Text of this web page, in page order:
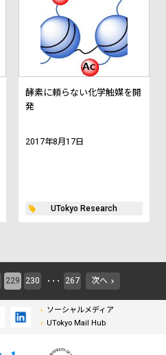
酵素に頼らない化学触媒を開
発
2017年8月17日
UTokyo Research
229 230 ・・・ 267 次へ
ソーシャルメディア
UTokyo Mail Hub